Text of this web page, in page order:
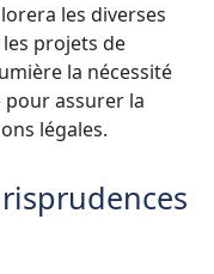
les diverses
projets de
la nécessité
assurer la
légales.